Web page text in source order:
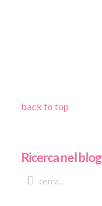
back to top
Ricerca nel blog